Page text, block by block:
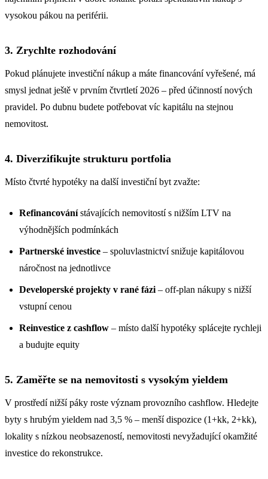
vysokou pákou na periférii.
3. Zrychlte rozhodování
Pokud plánujete investiční nákup a máte financování vyřešené, má
smysl jednat ještě v prvním čtvrtletí 2026 – před účinností nových
pravidel. Po dubnu budete potřebovat víc kapitálu na stejnou
nemovitost.
4. Diverzifikujte strukturu portfolia
Místo čtvrté hypotéky na další investiční byt zvažte:
Refinancovánístávajících nemovitostí s nižším LTV na
výhodnějších podmínkách
Partnerské investice – spoluvlastnictví snižuje kapitálovou
náročnost na jednotlivce
Developerské projekty v rané fázi – off-plan nákupy s nižší
vstupní cenou
Reinvestice z cashflow – místo další hypotéky splácejte rychleji
a budujte equity
5. Zaměřte se na nemovitosti s vysokým yieldem
V prostředí nižší páky roste význam provozního cashflow. Hledejte
byty s hrubým yieldem nad 3,5 % – menší dispozice (1+kk, 2+kk),
lokality s nízkou neobsazeností, nemovitosti nevyžadující okamžité
investice do rekonstrukce.